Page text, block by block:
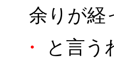
余りが
・
と言う